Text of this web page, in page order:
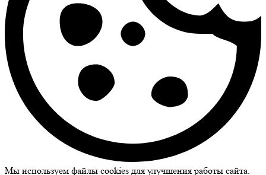
Мы используем файлы cookies для улучшения работы сайта.